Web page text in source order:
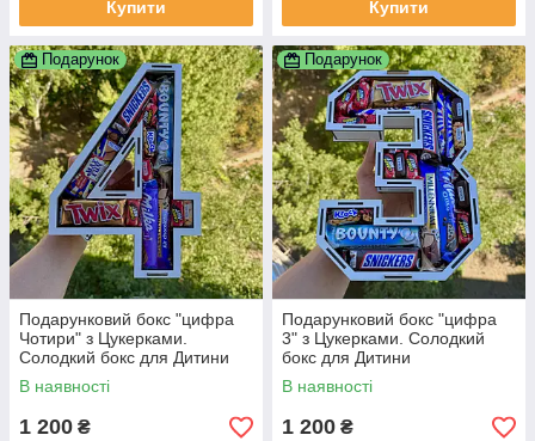
Купити Купити
Подарунок
Подарунковий бокс "цифра
Чотири" з Цукерками.
Солодкий бокс для Дитини
В наявності
1 200 ₴
Подарунок
Подарунковий бокс "цифра
3" з Цукерками. Солодкий
бокс для Дитини
В наявності
1 200 ₴